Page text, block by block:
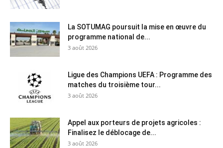
La SOTUMAG poursuit la mise en œuvre du
programme national de...
3 août 2026
Ligue des Champions UEFA : Programme des
matches du troisième tour...
3 août 2026
Appel aux porteurs de projets agricoles :
Finalisez le déblocage de...
3 août 2026